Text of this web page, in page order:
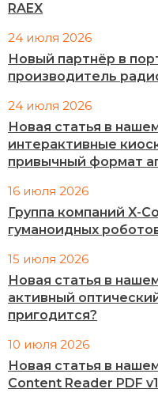
RAEX
24 июля 2026
Новый партнёр в
производитель
24 июля 2026
Новая статья в
интерактивные
привычный формат
16 июля 2026
Группа компаний X-
гуманоидных
15 июля 2026
Новая статья в
активный
пригодится?
10 июля 2026
Новая статья в
Content Reader PDF